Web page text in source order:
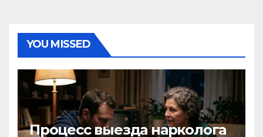
YOU MISSED
Процесс выезда нарколога